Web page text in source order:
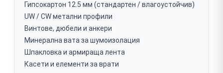
Гипсокартон 12.5 мм (стандартен / влагоустойчив)
UW / CW метални профили
Винтове, дюбели и анкери
Минерална вата за шумоизолация
Шпакловка и армираща лента
Касети и елементи за врати